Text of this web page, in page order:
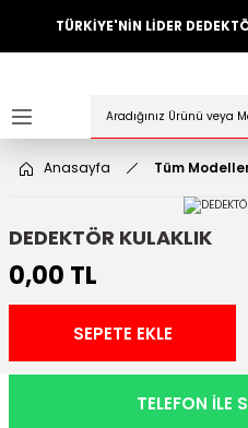
TÜRKİYE'NİN LİDERGeri Dön
Anasayfa Tüm
DEDEKTÖR KULAKLIK
0,00 TL
SEPETE EKLE
TELEFON İLE